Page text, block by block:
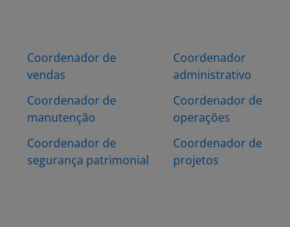
Coordenador de
vendas
Coordenador de
manutenção
Coordenador de
segurança patrimonial
Coordenador
administrativo
Coordenador de
operações
Coordenador de
projetos